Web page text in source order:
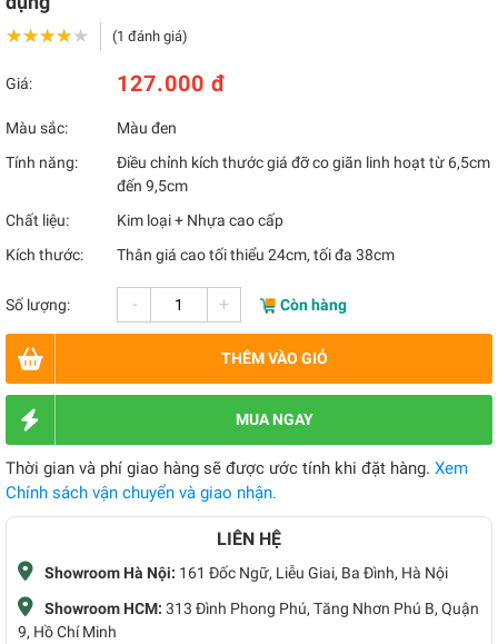
★★★★★
★★★★★ (1 đánh giá)
Giá: 127.000 đ
Màu sắc:
Màu đen
Tính năng:
Điều chỉnh kích thước giá đỡ co giãn linh hoạt từ 6,5cm
đến 9,5cm
Chất liệu:
Kim loại + Nhựa cao cấp
Kích thước:
Thân giá cao tối thiểu 24cm, tối đa 38cm
Số lượng: - + Còn hàng
THÊM VÀO GIỎ
MUA NGAY
Thời gian và phí giao hàng sẽ được ước tính khi đặt hàng. Xem
Chính sách vận chuyển và giao nhận.
LIÊN HỆ
Showroom Hà Nội: 161 Đốc Ngữ, Liễu Giai, Ba Đình, Hà Nội
Showroom HCM: 313 Đình Phong Phú, Tăng Nhơn Phú B, Quận
9, Hồ Chí Minh